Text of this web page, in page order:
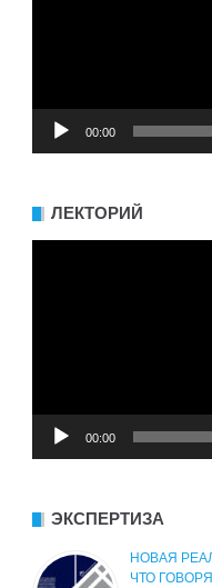
00:00
ЛЕКТОРИЙ
00:00
ЭКСПЕРТИЗА
НОВАЯ
ЧТО